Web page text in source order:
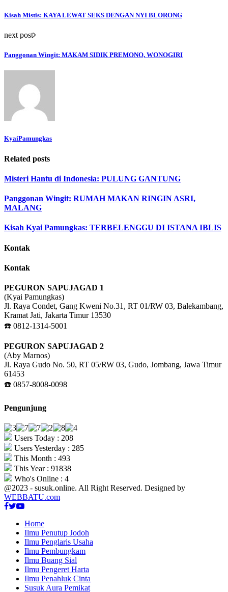
Kisah Mistis: KAYA LEWAT SEKS DENGAN NYI BLORONG
next post
Panggonan Wingit: MAKAM SIDIK PREMONO, WONOGIRI
KyaiPamungkas
Related posts
Misteri Hantu di Indonesia: PULUNG GANTUNG
Panggonan Wingit: RUMAH MAKAN RINGIN ASRI,
MALANG
Kisah Kyai Pamungkas: TERBELENGGU DI ISTANA IBLIS
Kontak
Kontak
PEGURON SAPUJAGAD 1
(Kyai Pamungkas)
Jl. Raya Condet, Gang Kweni No.31, RT 01/RW 03, Balekambang,
Kramat Jati, Jakarta Timur 13530
☎️ 0812-1314-5001
PEGURON SAPUJAGAD 2
(Aby Marnos)
Jl. Raya Gudo No. 50, RT 05/RW 03, Gudo, Jombang, Jawa Timur
61453
☎️ 0857-8008-0098
Pengunjung
Users Today : 208
Users Yesterday : 285
This Month : 493
This Year : 91838
Who's Online : 4
@2023 - susuk.online. All Right Reserved. Designed by
WEBBATU.com
Facebook
Twitter
Youtube
Home
Ilmu Penutup Jodoh
Ilmu Penglaris Usaha
Ilmu Pembungkam
Ilmu Buang Sial
Ilmu Pengeret Harta
Ilmu Penahluk Cinta
Susuk Aura Pemikat